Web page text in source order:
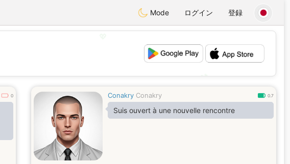
Mode ログイン 登録
0 Conakry Conakry 0.7
Suis ouvert à une nouvelle rencontre